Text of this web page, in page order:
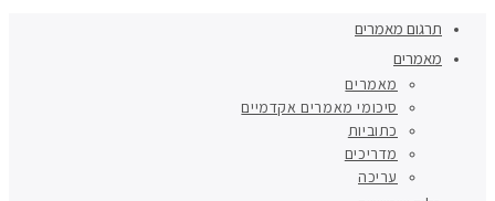
תרגום מאמרים
מאמרים
מאמרים
סיכומי מאמרים אקדמיים
כתוביות
מדריכים
עריכה